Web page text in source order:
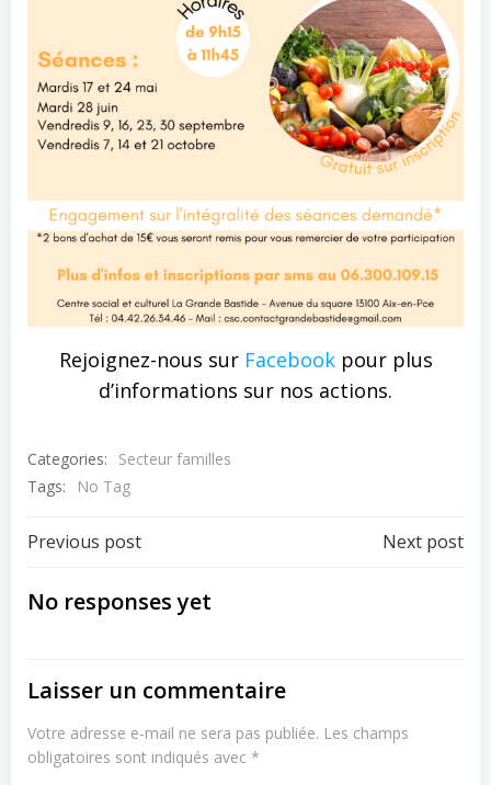
Rejoignez-nous sur Facebookpour plus
d’informations sur nos actions.
Categories:
Secteur familles
Tags:
No Tag
Post
navigation
Previous post Next post
No responses yet
Laisser un commentaire
Votre adresse e-mail ne sera pas publiée. Les champs
obligatoires sont indiqués avec *